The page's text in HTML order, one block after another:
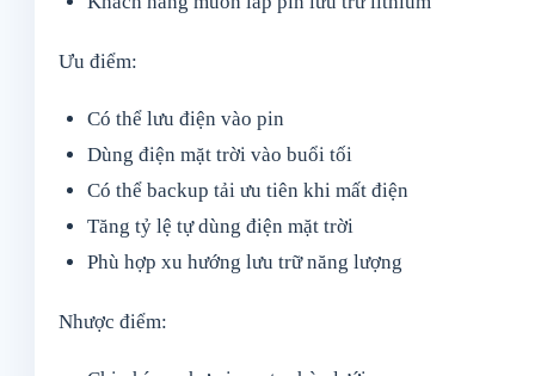
Ưu điểm:
Có thể lưu điện vào pin
Dùng điện mặt trời vào buổi tối
Có thể backup tải ưu tiên khi mất điện
Tăng tỷ lệ tự dùng điện mặt trời
Phù hợp xu hướng lưu trữ năng lượng
Nhược điểm: